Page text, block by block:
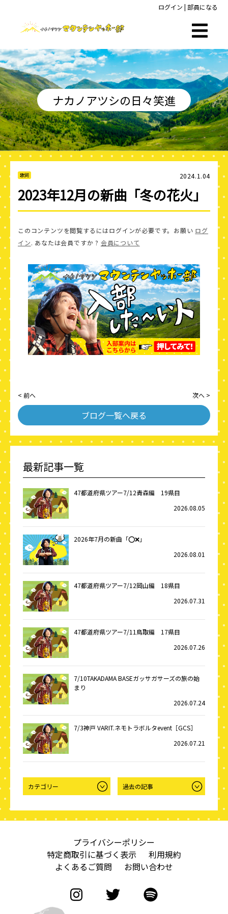
ログイン | 部員になる
ナカノアツシの日々笑進
歌詞 2024.1.04
2023年12月の新曲「冬の花火」
このコンテンツを閲覧するにはログインが必要です。お願い ログ
イン. あなたは会員ですか ? 会員について
< 前へ
ブログ一覧へ戻る
次へ >
最新記事一覧
47都道府県ツアー7/12青森編 19県目
2026.08.05
2026年7月の新曲「⭕️❌」
2026.08.01
47都道府県ツアー7/12岡山編 18県目
2026.07.31
47都道府県ツアー7/11鳥取編 17県目
2026.07.26
7/10TAKADAMA BASEガッサガサーズの旅の始
まり
2026.07.24
7/3神戸 VARIT.ネモトラボルタevent［GCS］
2026.07.21
プライバシーポリシー
特定商取引に基づく表示
利用規約
よくあるご質問
お問い合わせ